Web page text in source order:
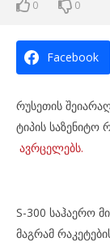
0 0
Facebook
რუსეთის
ტიპის საზენიტო
ავრცელებს.
S-300 საჰაერო
მაგრამ